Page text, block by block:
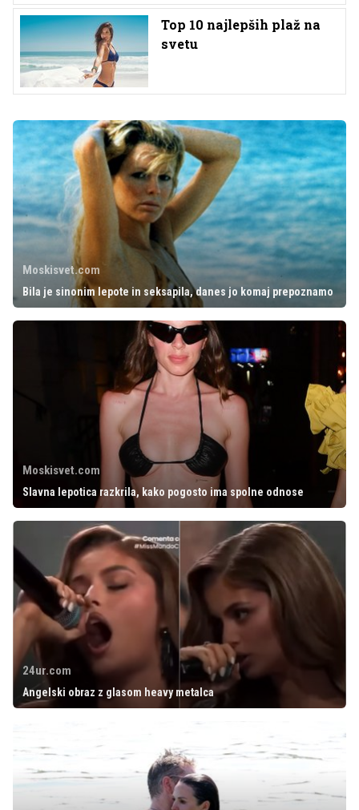
Top 10 najlepših plaž na
svetu
Moskisvet.com
Bila je sinonim lepote in seksapila, danes jo komaj prepoznamo
Moskisvet.com
Slavna lepotica razkrila, kako pogosto ima spolne odnose
24ur.com
Angelski obraz z glasom heavy metalca